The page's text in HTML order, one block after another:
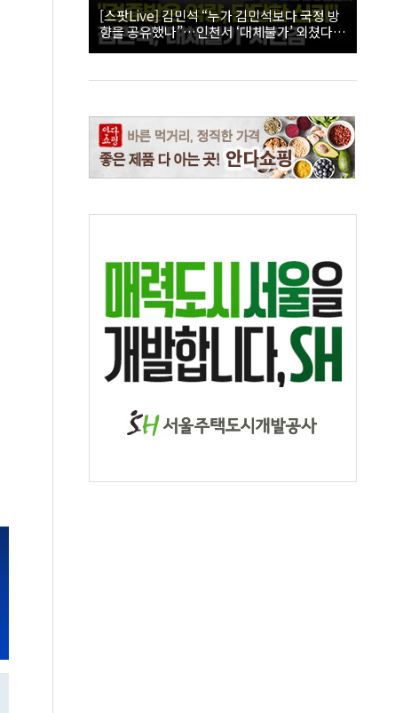
[스팟Live] 김민석 “누가 김민석보다 국정 방
향을 공유했나”…인천서 ‘대체불가’ 외쳤다 |
26.08.08 더불어민주당 당대표·최고위원 후